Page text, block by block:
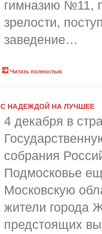
гимназию №11,
зрелости,
заведение…
Читать полностью
С НАДЕЖДОЙ НА ЛУЧШЕЕ
4 декабря в
собрания
Подмосковье
Московскую
жители города
предстоящих